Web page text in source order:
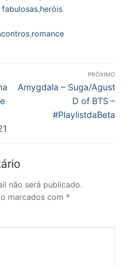
fabulosas,heróis
,romance
PRÓXIMO
Próximo
Amygdala – Suga/Agust
D of BTS –
#PlaylistdaBeta
não será publicado.
marcados com *